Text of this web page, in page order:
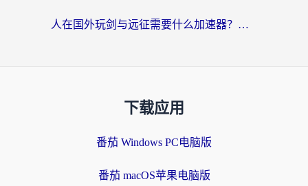
人在国外玩剑与远征需要什么加速器？老玩家亲测的避坑指南来了
下载应用
番茄 Windows PC电脑版
番茄 macOS苹果电脑版